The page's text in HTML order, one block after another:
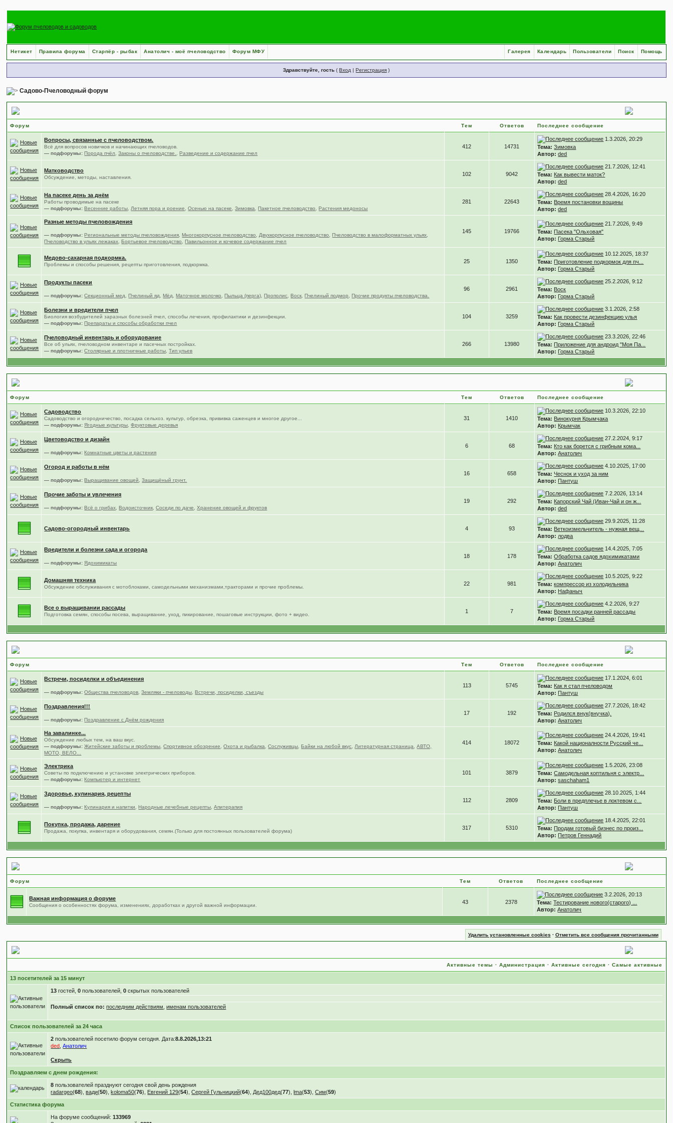
Нетикет Правила форума Старпёр - рыбак Анатолич - моё пчеловодство Форум МФУ Помощь
Поиск
Пользователи
Календарь
Галерея
Здравствуйте, гость (Вход |Регистрация )
Садово-Пчеловодный форум
Форум Тем Ответов Последнее сообщение
Вопросы, связанные с пчеловодством.
Всё для вопросов новичков и начинающих пчеловодов.
— подфорумы: Порода пчёл ,Законы о пчеловодстве. ,Разведение и содержание пчел
412 14731
1.3.2026, 20:29
Тема: Зимовка
Автор: ded
Матководство
Обсуждение, методы, наставления.
102 9042
21.7.2026, 12:41
Тема: Как вывести маток?
Автор: ded
На пасеке день за днём
Работы проводимые на пасеке
— подфорумы: Весенние работы Летняя пора и роение ,Осенью на пасеке ,Зимовка ,Пакетное пчеловодство ,Растения медоносы
281 22643
28.4.2026, 16:20
Тема: Время постановки вощины
Автор: ded
Разные методы пчеловождения
— подфорумы: Региональные методы пчеловождения ,Многокорпусное пчеловодство Двухкорпусное пчеловодство ,Пчеловодство в малоформатных ульях
Пчеловодство в ульях лежаках ,Бортьевое пчеловодство ,Павильонное и кочевое содержание пчел
145 19766
21.7.2026, 9:49
Тема: Пасека "Ольховая"
Автор: Горма Старый
Медово-сахарная подкормка.
Проблемы и способы решения, рецепты приготовления, подкормка.
25 1350
10.12.2025, 18:37
Тема: Приготовление подкормок для пч...
Автор: Горма Старый
Продукты пасеки
— подфорумы: Секционный мед ,Пчелиный яд ,Мёд ,Маточное молочко ,Пыльца (перга) ,Прополис ,Воск ,Пчелиный подмор ,Прочие продукты пчеловодства.
96 2961
25.2.2026, 9:12
Тема: Воск
Автор: Горма Старый
Болезни и вредители пчел
Биология возбудителей заразных болезней пчел, способы лечения, профилактики и дезинфекции.
— подфорумы: Препараты и способы обработки пчел
104 3259
3.1.2026, 2:58
Тема: Как провести дезинфекцию улья
Автор: Горма Старый
Пчеловодный инвентарь и оборудование
Все об ульях, пчеловодном инвентаре и пасечных постройках.
— подфорумы: Столярные и плотничные работы ,Тип ульев
266 13980
23.3.2026, 22:46
Тема: Приложение для андроид "Моя Па...
Автор: Горма Старый
Форум Тем Ответов Последнее сообщение
Садоводство
Садоводство и огородничество, посадка сельхоз. культур, обрезка, прививка саженцев и многое другое...
— подфорумы: Ягодные культуры ,Фруктовые деревья
31 1410
10.3.2026, 22:10
Тема: Винокурня Крымчака
Автор: Крымчак
Цветоводство и дизайн
— подфорумы: Комнатные цветы и растения
6 68
27.2.2024, 9:17
Тема: Кто как борется с грибным кома...
Автор: Анатолич
Огород и работы в нём
— подфорумы: Выращивание овощей ,Защищёный грунт.
16 658
4.10.2025, 17:00
Тема: Чеснок и уход за ним
Автор: Пантуш
Прочие заботы и увлечения
— подфорумы: Всё о грибах ,Водоисточник ,Соседи по даче ,Хранение овощей и фруктов
19 292
7.2.2026, 13:14
Тема: Капорский Чай (Иван-Чай и он ж...
Автор: ded
Садово-огородный инвентарь 4 93
29.9.2025, 11:28
Тема: Веткоизмельчитель - нужная вещ...
Автор: лодва
Вредители и болезни сада и огорода
— подфорумы: Ядохимикаты
18 178
14.4.2025, 7:05
Тема: Обработка садов ядохимикатами
Автор: Анатолич
Домашняя техника
Обсуждение обслуживания с мотоблоками, самодельными механизмами,тракторами и прочие проблемы.
22 981
10.5.2025, 9:22
Тема: компрессор из холодильника
Автор: Нафаныч
Все о выращивании рассады
Подготовка семян, способы посева, выращивание, уход, пикирование, пошаговые инструкции, фото + видео.
1 7
4.2.2026, 9:27
Тема: Время посадки ранней рассады
Автор: Горма Старый
Форум Тем Ответов Последнее сообщение
Встречи, посиделки и объединения
— подфорумы: Общества пчеловодов ,Земляки - пчеловоды ,Встречи, посиделки, съезды
113 5745
17.1.2024, 6:01
Тема: Как я стал пчеловодом
Автор: Пантуш
Поздравления!!!
— подфорумы: Поздравление с Днём рождения
17 192
27.7.2026, 18:42
Тема: Родился внук(внучка).
Автор: Анатолич
На завалинке...
Обсуждение любых тем, на ваш вкус.
— подфорумы: Житейские заботы и проблемы ,Спортивное обозрение ,Охота и рыбалка ,Сослуживцы ,Байки на любой вкус Литературная страница ,АВТО,
МОТО, ВЕЛО...
414 18072
24.4.2026, 19:41
Тема: Какой националности Русский че...
Автор: Анатолич
Электрика
Советы по подключению и установке электрических приборов.
— подфорумы: Компьютер и интернет
101 3879
1.5.2026, 23:08
Тема: Самодельная коптильня с электр...
Автор: saschaham1
Здоровье, кулинария, рецепты
— подфорумы: Кулинария и напитки ,Народные лечебные рецепты ,Апитерапия
112 2809
28.10.2025, 1:44
Тема: Боли в предплечье в локтевом с...
Автор: Пантуш
Покупка, продажа, дарение
Продажа, покупка, инвентаря и оборудования, семян.(Только для постоянных пользователей форума)
317 5310
18.4.2025, 22:01
Тема: Продам готовый бизнес по произ...
Автор: Петров Геннадий
Форум Тем Ответов Последнее сообщение
Важная информация о форуме
Сообщения о особенностях форума, изменениях, доработках и другой важной информации.
43 2378
3.2.2026, 20:13
Тема: Тестирование нового(старого) ...
Автор: Анатолич
Удалить установленные cookies · Отметить все сообщения прочитанными
Активные темы ·Администрация ·Активные сегодня ·Самые активные
13 посетителей за 15 минут
13 гостей,0 пользователей,0 скрытых пользователей
Полный список по: последним действиям ,именам пользователей
Список пользователей за 24 часа
2 пользователей посетило форум сегодня. Дата:8.8.2026,13:21
ded ,Анатолич
Скрыть
Поздравляем с днем рождения:
8 пользователей празднуют сегодня свой день рождения
radargeo(68),вади(50),koloma50(76), Евгений 129(54),Сергей Гульницкий(64), Дед100дед(77),lma(53),Сим(59)
Статистика форума
На форуме сообщений:133969